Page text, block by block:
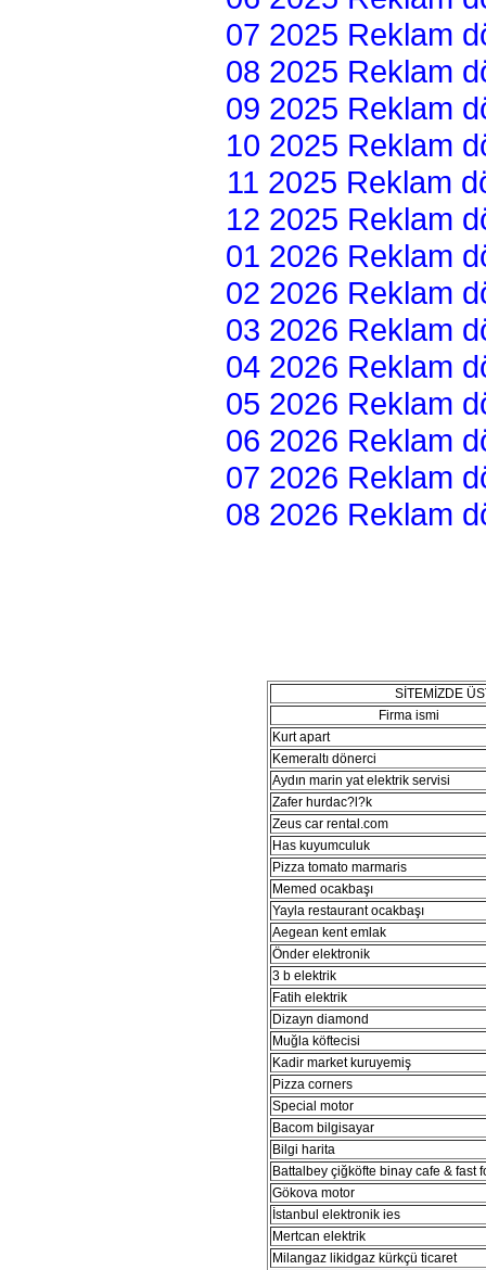
07 2025 Reklam
08 2025 Reklam
09 2025 Reklam
10 2025 Reklam
11 2025 Reklam
12 2025 Reklam
01 2026 Reklam
02 2026 Reklam
03 2026 Reklam
04 2026 Reklam
05 2026 Reklam
06 2026 Reklam
07 2026 Reklam
08 2026 Reklam
SİTEMİZDE
Firma ismi
Kurt apart
Kemeraltı dönerci
Aydın marin yat elektrik servisi
Zafer hurdac?l?k
Zeus car rental.com
Has kuyumculuk
Pizza tomato marmaris
Memed ocakbaşı
Yayla restaurant ocakbaşı
Aegean kent emlak
Önder elektronik
3 b elektrik
Fatih elektrik
Dizayn diamond
Muğla köftecisi
Kadir market kuruyemiş
Pizza corners
Special motor
Bacom bilgisayar
Bilgi harita
Battalbey çiğköfte binay cafe & fast
Gökova motor
İstanbul elektronik ies
Mertcan elektrik
Milangaz likidgaz kürkçü ticaret